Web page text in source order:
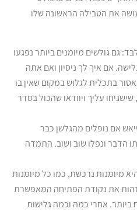
את הטבילה הראשונה שלו
גם גולשים מיומנים ביותר נפגעו
אם איך לך ניסיון ואם אתה
בתכלית לגלוש במקום שאין בו
עליך ויוודאו שהכול בסדר
אם נופלים מהגלשן כבר
הדבר ונפלו שוב ושוב. התמדה
מיומנות נרכשת, כמו כל מיומנות
את נקודת הפתיחה המאפשרת
אחרי כמה וכמה גלישות